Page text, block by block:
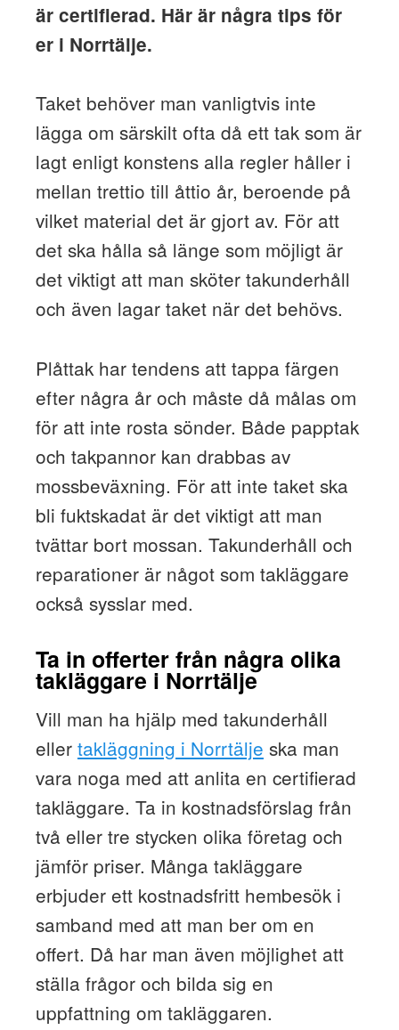
är certifierad. Här är några tips för
er i Norrtälje.
Taket behöver man vanligtvis inte
lägga om särskilt ofta då ett tak som är
lagt enligt konstens alla regler håller i
mellan trettio till åttio år, beroende på
vilket material det är gjort av. För att
det ska hålla så länge som möjligt är
det viktigt att man sköter takunderhåll
och även lagar taket när det behövs.
Plåttak har tendens att tappa färgen
efter några år och måste då målas om
för att inte rosta sönder. Både papptak
och takpannor kan drabbas av
mossbeväxning. För att inte taket ska
bli fuktskadat är det viktigt att man
tvättar bort mossan. Takunderhåll och
reparationer är något som takläggare
också sysslar med.
Ta in offerter från några olika
takläggare i Norrtälje
Vill man ha hjälp med takunderhåll
eller takläggning i Norrtälje ska man
vara noga med att anlita en certifierad
takläggare. Ta in kostnadsförslag från
två eller tre stycken olika företag och
jämför priser. Många takläggare
erbjuder ett kostnadsfritt hembesök i
samband med att man ber om en
offert. Då har man även möjlighet att
ställa frågor och bilda sig en
uppfattning om takläggaren.